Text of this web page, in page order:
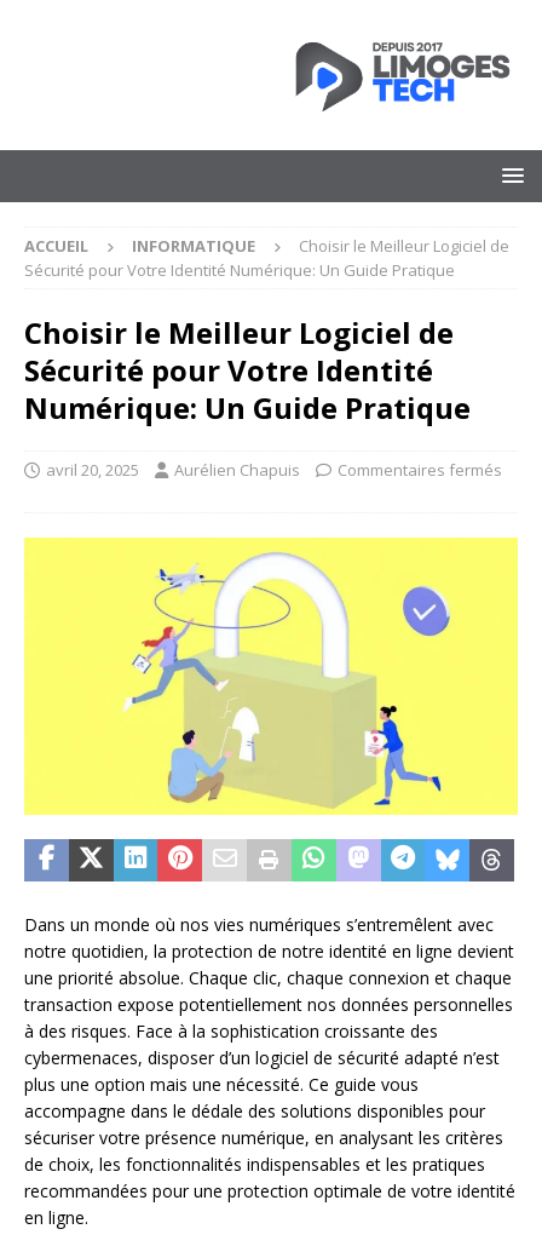
ACCUEIL INFORMATIQUE
Choisir le Meilleur Logiciel de
Sécurité pour Votre Identité Numérique: Un Guide Pratique
Choisir le Meilleur Logiciel de
Sécurité pour Votre Identité
Numérique: Un Guide Pratique
avril 20, 2025 Aurélien Chapuis Commentaires fermés
Dans un monde où nos vies numériques s’entremêlent avec
notre quotidien, la protection de notre identité en ligne devient
une priorité absolue. Chaque clic, chaque connexion et chaque
transaction expose potentiellement nos données personnelles
à des risques. Face à la sophistication croissante des
cybermenaces, disposer d’un logiciel de sécurité adapté n’est
plus une option mais une nécessité. Ce guide vous
accompagne dans le dédale des solutions disponibles pour
sécuriser votre présence numérique, en analysant les critères
de choix, les fonctionnalités indispensables et les pratiques
recommandées pour une protection optimale de votre identité
en ligne.